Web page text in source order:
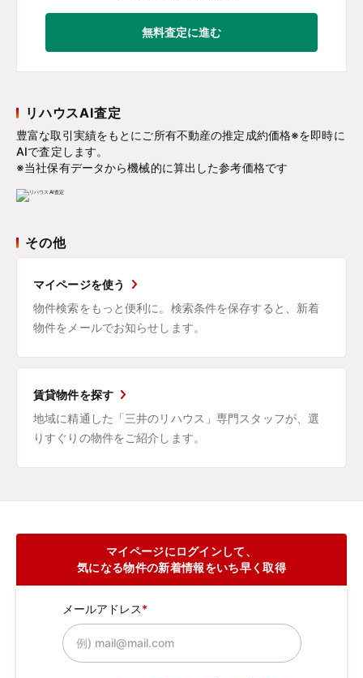
無料査定に進む
リハウスAI査定
豊富な取引実績をもとにご所有不動産の推定成約価格※を即時に
AIで査定します。
※当社保有データから機械的に算出した参考価格です
その他
マイページを使う
物件検索をもっと便利に。検索条件を保存すると、新着
物件をメールでお知らせします。
賃貸物件を探す
地域に精通した「三井のリハウス」専門スタッフが、選
りすぐりの物件をご紹介します。
マイページにログインして、
気になる物件の新着情報をいち早く取得
メールアドレス